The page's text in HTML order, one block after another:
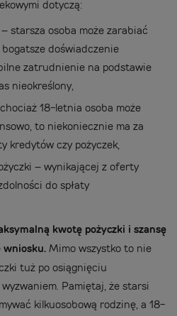
dotyczą:
starsza osoba może zarabiać
doświadczenie
zatrudnienie na podstawie
nieokreślony,
18-letnia osoba może
to niekoniecznie ma za
kredytów czy pożyczek,
– wynikającej z oferty
do spłaty
kwotę pożyczki i szansę
wniosku. Mimo wszystko to nie
tuż po osiągnięciu
Pamiętaj, że starsi
kilkuosobową rodzinę, a 18-